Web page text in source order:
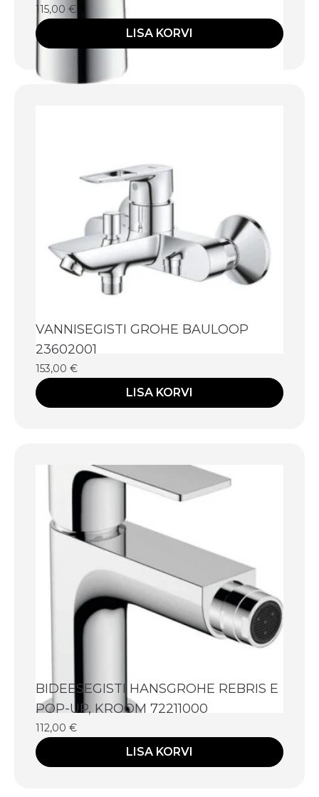
115,00 €
LISA KORVI
VANNISEGISTI GROHE BAULOOP
23602001
153,00 €
LISA KORVI
BIDEESEGISTI HANSGROHE REBRIS E
POP-UP, KROOM 72211000
112,00 €
LISA KORVI